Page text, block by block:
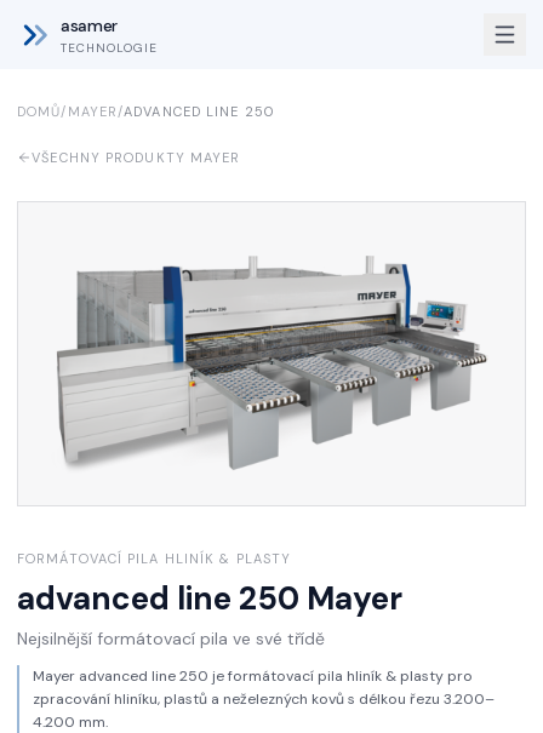
asamer
TECHNOLOGIE
DOMŮ/ MAYER/ADVANCED LINE 250
VŠECHNY PRODUKTY MAYER
FORMÁTOVACÍ PILA HLINÍK & PLASTY
advanced line 250 Mayer
Nejsilnější formátovací pila ve své třídě
Mayer advanced line 250 je formátovací pila hliník & plasty pro
zpracování hliníku, plastů a neželezných kovů s délkou řezu 3.200–
4.200 mm.